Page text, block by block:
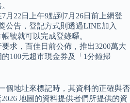
月22日上午9點到7月26日前上網登
公告，登記方式則透過LINE加入
號就可以完成登錄囉。
求，百佳日前公佈，推出3200萬大
100元超市現金券及「1分鐘掃
個地址來標記時，其資料的正確與否
地圖的資料提供者們所提供的資